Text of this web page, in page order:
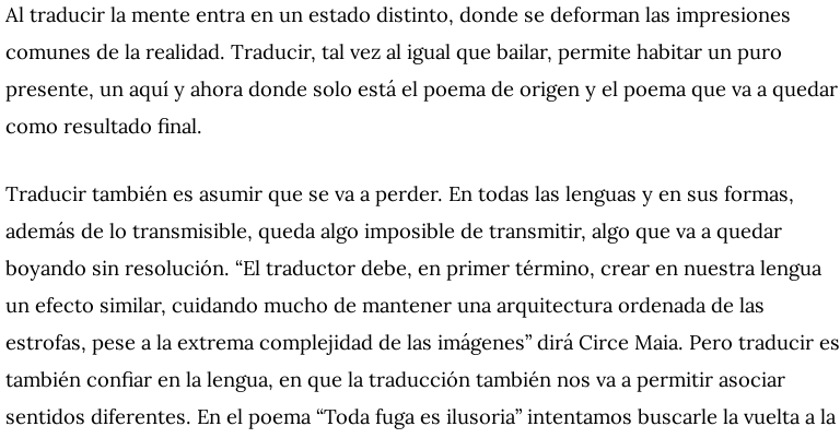
Al traducir la mente entra en un estado distinto, donde se deforman las impresiones
comunes de la realidad. Traducir, tal vez al igual que bailar, permite habitar un puro
presente, un aquí y ahora donde solo está el poema de origen y el poema que va a quedar
como resultado final.
Traducir también es asumir que se va a perder. En todas las lenguas y en sus formas,
además de lo transmisible, queda algo imposible de transmitir, algo que va a quedar
boyando sin resolución. “El traductor debe, en primer término, crear en nuestra lengua
un efecto similar, cuidando mucho de mantener una arquitectura ordenada de las
estrofas, pese a la extrema complejidad de las imágenes” dirá Circe Maia. Pero traducir es
también confiar en la lengua, en que la traducción también nos va a permitir asociar
sentidos diferentes. En el poema “Toda fuga es ilusoria” intentamos buscarle la vuelta a la